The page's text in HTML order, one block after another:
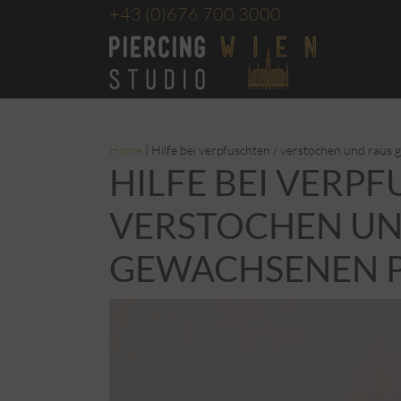
+43 (0)676 700 3000
Home Hilfe bei verpfuschten / verstochen und raus
HILFE BEI
VERSTOCHEN
GEWACHSENEN